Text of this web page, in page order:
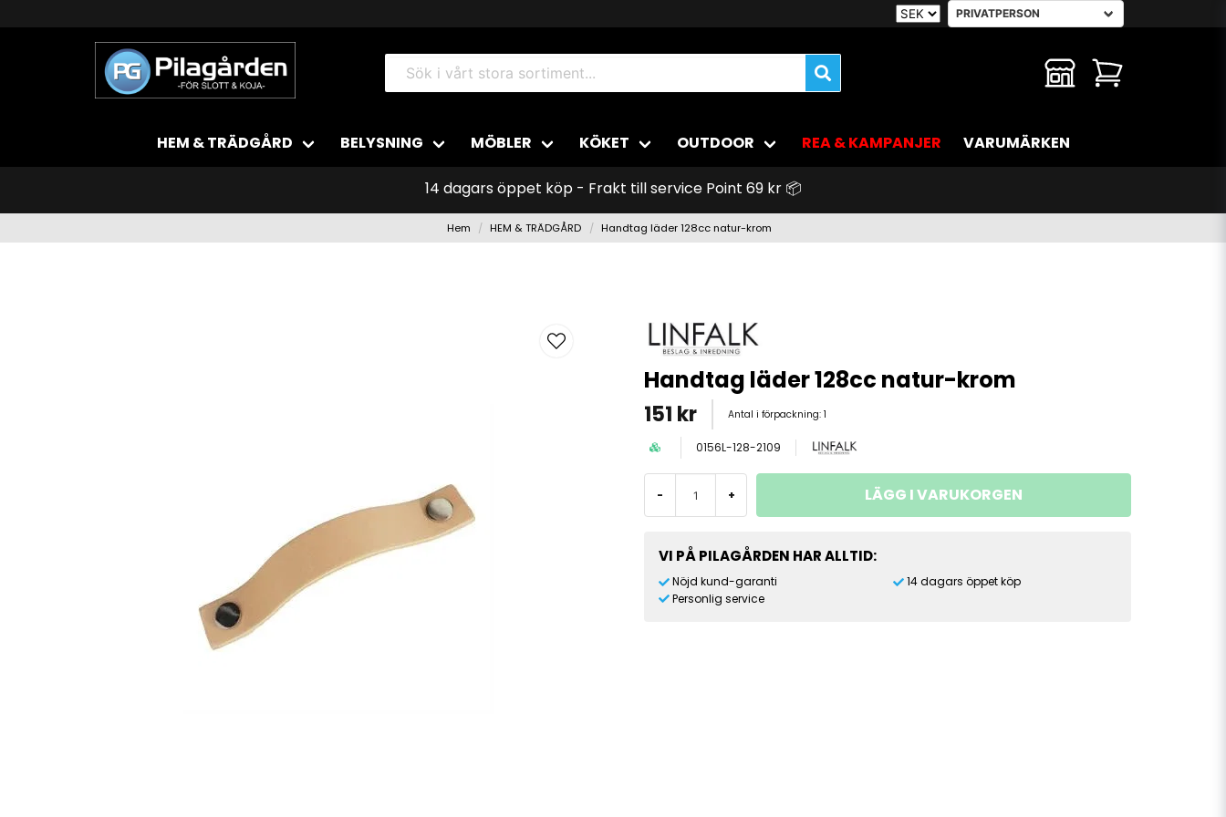
HEM & TRÄDGÅRD BELYSNING MÖBLER KÖKET OUTDOOR REA & KAMPANJER VARUMÄRKEN
14 dagars öppet köp - Frakt till service Point 69 kr 📦
Hem HEM & TRÄDGÅRD Handtag läder 128cc natur-krom
Handtag läder 128cc natur-krom
151 kr Antal i förpackning:1
0156L-128-2109
- + LÄGG I VARUKORGEN
VI PÅ PILAGÅRDEN HAR ALLTID:
Nöjd kund-garanti
Personlig service
14 dagars öppet köp